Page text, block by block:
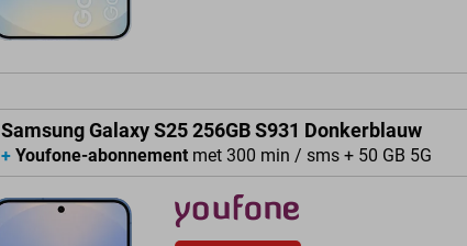
Samsung Galaxy S25 256GB S931 Donkerblauw
+ Youfone-abonnement met 300 min / sms + 50 GB 5G